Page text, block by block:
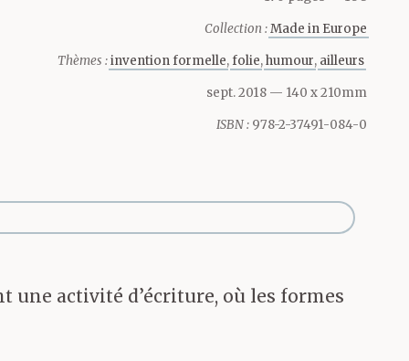
en
(et
Collection :Made in Europe
Thèmes :invention formelle folie humour ailleurs
sept. 2018 — 140 x 210mm
ISBN : 978-2-37491-084-0
une activité d’écriture, où les formes